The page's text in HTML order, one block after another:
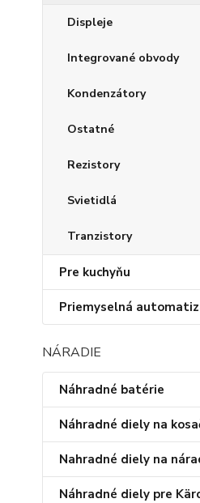
Displeje
Integrované obvody
Kondenzátory
Ostatné
Rezistory
Svietidlá
Tranzistory
Pre kuchyňu
Priemyselná
NÁRADIE
Náhradné batérie
Náhradné diely na
Nahradné diely na
Náhradné diely pre